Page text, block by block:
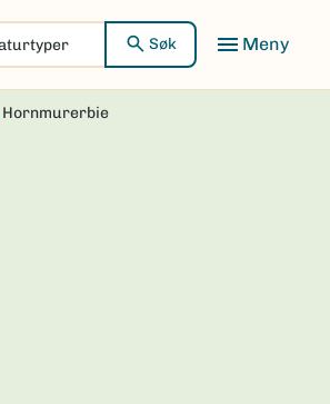
Søk
Hornmurerbie